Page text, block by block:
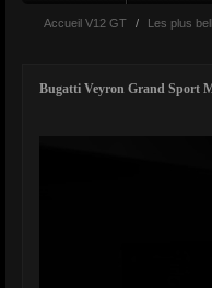
Accueil V12 GT / Les plus
Bugatti Veyron Grand Sport